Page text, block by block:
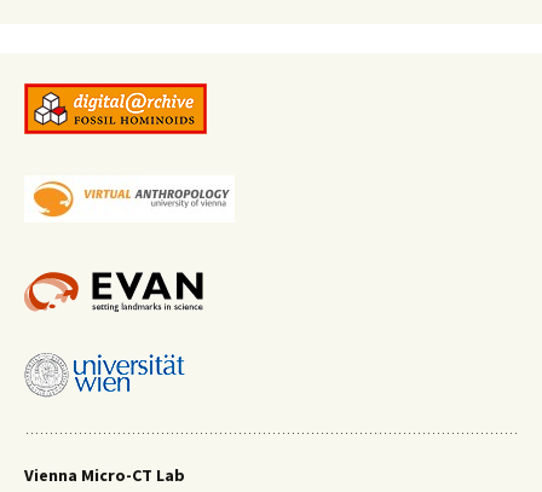
Vienna Micro-CT Lab